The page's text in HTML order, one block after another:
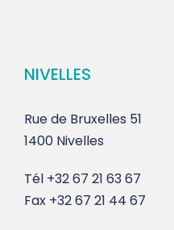
NIVELLES
Rue de Bruxelles 51
1400 Nivelles
Tél +32 67 21 63 67
Fax +32 67 21 44 67